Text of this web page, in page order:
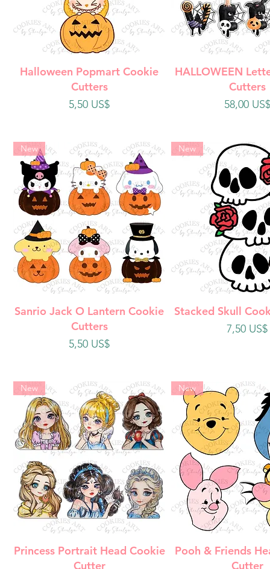
Vista rápida
Halloween Popmart Cookie
Cutters
Precio
5,50 US$
Vista
HALLOWEEN
Cutters
Precio
58,00 US$
Vista rápida
New
Sanrio Jack O Lantern Cookie
Cutters
Precio
5,50 US$
Vista
New
Stacked Skull
Precio
7,50 US$
Vista rápida
New
Princess Portrait Head Cookie
Cutter
Vista
New
Pooh & Friends
Cutter